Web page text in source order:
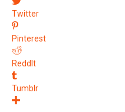
Twitter
Pinterest
ReddIt
Tumblr